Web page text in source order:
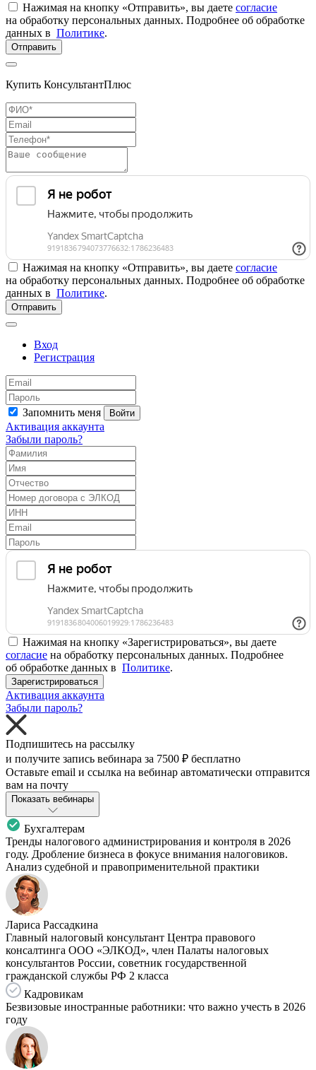
Нажимая на кнопку «Отправить», вы даете согласие
на обработку персональных данных. Подробнее об обработке
данных в Политике.
Отправить
Купить КонсультантПлюс
Нажимая на кнопку «Отправить», вы даете согласие
на обработку персональных данных. Подробнее об обработке
данных в Политике.
Отправить
Вход
Регистрация
Запомнить меня Войти
Активация аккаунта
Забыли пароль?
Нажимая на кнопку «Зарегистрироваться», вы даете
согласие на обработку персональных данных. Подробнее
об обработке данных в Политике.
Зарегистрироваться
Активация аккаунта
Забыли пароль?
Подпишитесь на рассылку
и получите запись вебинара за 7500 ₽ бесплатно
Оставьте email и ссылка на вебинар автоматически отправится
вам на почту
Показать вебинары
Бухгалтерам
Тренды налогового администрирования и контроля в 2026
году. Дробление бизнеса в фокусе внимания налоговиков.
Анализ судебной и правоприменительной практики
Лариса Рассадкина
Главный налоговый консультант Центра правового
консалтинга ООО «ЭЛКОД», член Палаты налоговых
консультантов России, советник государственной
гражданской службы РФ 2 класса
Кадровикам
Безвизовые иностранные работники: что важно учесть в 2026
году